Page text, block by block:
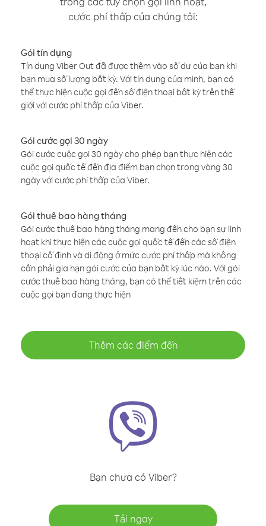
cước phí thấp của chúng tôi:
Gói tín dụng
Tín dụng Viber Out đã được thêm vào số dư của bạn khi
bạn mua số lượng bất kỳ. Với tín dụng của mình, bạn có
thể thực hiện cuộc gọi đến số điện thoại bất kỳ trên thế
giới với cước phí thấp của Viber.
Gói cước gọi 30 ngày
Gói cước cuộc gọi 30 ngày cho phép bạn thực hiện các
cuộc gọi quốc tế đến địa điểm bạn chọn trong vòng 30
ngày với cước phí thấp của Viber.
Gói thuê bao hàng tháng
Gói cước thuê bao hàng tháng mang đến cho bạn sự linh
hoạt khi thực hiện các cuộc gọi quốc tế đến các số điện
thoại cố định và di động ở mức cước phí thấp mà không
cần phải gia hạn gói cước của bạn bất kỳ lúc nào. Với gói
cước thuê bao hàng tháng, bạn có thể tiết kiệm trên các
cuộc gọi bạn đang thực hiện
Thêm các điểm đến
Bạn chưa có Viber?
Tải ngay